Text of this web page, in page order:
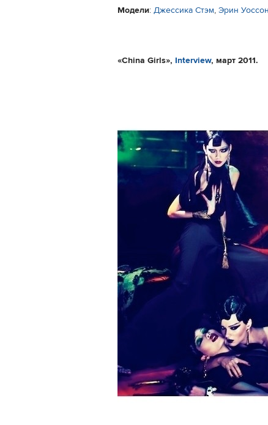
Модели: Джессика Стэм, Эрин Уоссон
«China Girls» , Interview, март 2011.